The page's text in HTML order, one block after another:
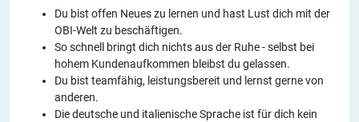
Du bist offen Neues zu lernen und hast Lust dich mit der
OBI-Welt zu beschäftigen.
So schnell bringt dich nichts aus der Ruhe - selbst bei
hohem Kundenaufkommen bleibst du gelassen.
Du bist teamfähig, leistungsbereit und lernst gerne von
anderen.
Die deutsche und italienische Sprache ist für dich kein